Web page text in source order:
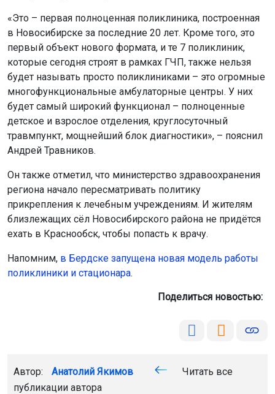
«Это – первая полноценная поликлиника, построенная
в Новосибирске за последние 20 лет. Кроме того, это
первый объект нового формата, и те 7 поликлиник,
которые сегодня строят в рамках ГЧП, также нельзя
будет называть просто поликлиниками – это огромные
многофункциональные амбулаторные центры. У них
будет самый широкий функционал – полноценные
детское и взрослое отделения, круглосуточный
травмпункт, мощнейший блок диагностики», – пояснил
Андрей Травников.
Он также отметил, что министерство здравоохранения
региона начало пересматривать политику
прикрепления к лечебным учреждениям. И жителям
близлежащих сёл Новосибирского района не придётся
ехать в Краснообск, чтобы попасть к врачу.
Напомним, в Бердске запущена новая модель работы
поликлиники и стационара.
Поделиться новостью:
Автор: Анатолий Якимов
Читать все
публикации автора